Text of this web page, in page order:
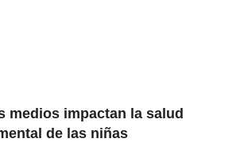
medios impactan la salud
de las niñas